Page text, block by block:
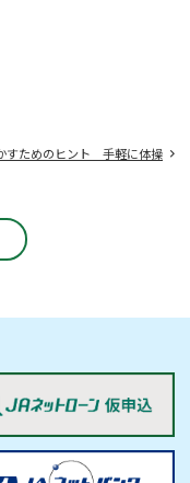
すためのヒント 手軽に体操